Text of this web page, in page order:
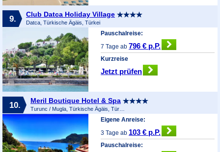
9. Club Datca Holiday Village
Datca, Türkische Ägäis, Türkei
Pauschalreise:
7 Tage ab796 € p.P.
Kurzreise
Jetzt prüfen
10. Meril Boutique Hotel & Spa
Turunc / Mugla, Türkische Ägäis, Türkei
Eigene Anreise:
3 Tage ab 103 € p.P.
Pauschalreise: